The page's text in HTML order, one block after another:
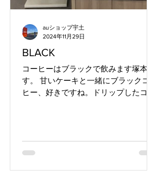
BLACK
コーヒーはブラックで飲みます塚本で
す。 甘いケーキと一緒にブラックコー
ヒー、好きですね。ドリップしたコー
催中です。 今週末12/1までです！お急
ぎください。...
auショップ宇土
2024年11月29日